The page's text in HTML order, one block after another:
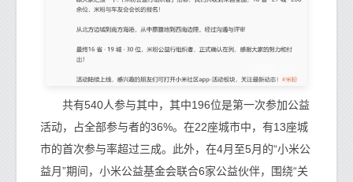
共有540人参与其中，其中196位是第一次参加公益
活动，占全部参与者的36%。在22座城市中，有13座城
市的首次参与率超过三成。此外，在4月至5月的“小米公
益月”期间，小米公益基金会联合6家公益伙伴，围绕“关